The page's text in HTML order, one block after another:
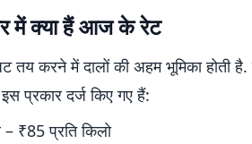
में क्या हैं आज के रेट
तय करने में दालों की अहम भूमिका होती
प्रकार दर्ज किए गए हैं:
– ₹85 प्रति किलो